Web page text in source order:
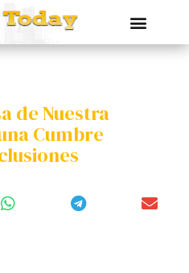
de Nuestra
Cumbre